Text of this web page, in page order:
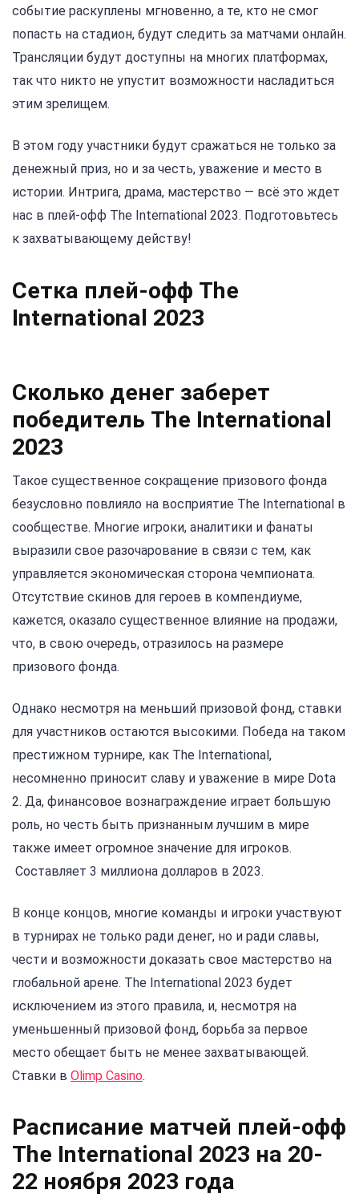
событие раскуплены мгновенно, а те, кто не смог
попасть на стадион, будут следить за матчами онлайн.
Трансляции будут доступны на многих платформах,
так что никто не упустит возможности насладиться
этим зрелищем.
В этом году участники будут сражаться не только за
денежный приз, но и за честь, уважение и место в
истории. Интрига, драма, мастерство — всё это ждет
нас в плей-офф The International 2023. Подготовьтесь
к захватывающему действу!
Сетка плей-офф The
International 2023
Сколько денег заберет
победитель The International
2023
Такое существенное сокращение призового фонда
безусловно повлияло на восприятие The International в
сообществе. Многие игроки, аналитики и фанаты
выразили свое разочарование в связи с тем, как
управляется экономическая сторона чемпионата.
Отсутствие скинов для героев в компендиуме,
кажется, оказало существенное влияние на продажи,
что, в свою очередь, отразилось на размере
призового фонда.
Однако несмотря на меньший призовой фонд, ставки
для участников остаются высокими. Победа на таком
престижном турнире, как The International,
несомненно приносит славу и уважение в мире Dota
2. Да, финансовое вознаграждение играет большую
роль, но честь быть признанным лучшим в мире
также имеет огромное значение для игроков.
Составляет 3 миллиона долларов в 2023.
В конце концов, многие команды и игроки участвуют
в турнирах не только ради денег, но и ради славы,
чести и возможности доказать свое мастерство на
глобальной арене. The International 2023 будет
исключением из этого правила, и, несмотря на
уменьшенный призовой фонд, борьба за первое
место обещает быть не менее захватывающей.
Ставки в Olimp Casino.
Расписание матчей плей-офф
The International 2023 на 20-
22 ноября 2023 года